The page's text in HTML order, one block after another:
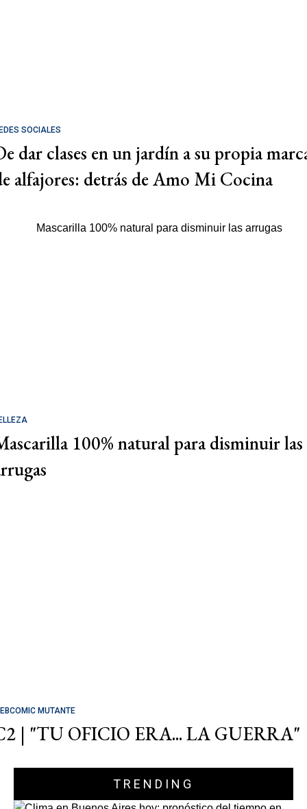
SOCIALES
dar clases en un jardín a su propia
alfajores: detrás de Amo Mi Cocina
100% natural para disminuir las
MUTANTE
| "TU OFICIO ERA... LA GUERRA"
TRENDING